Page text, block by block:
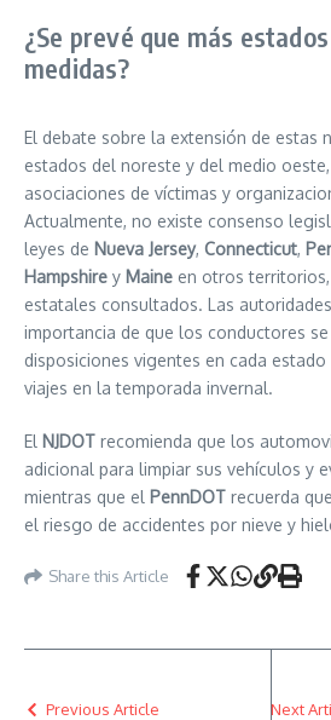
¿Se prevé que más
medidas?
El debate sobre la extensión de estas
estados del noreste y del medio
asociaciones de víctimas y
Actualmente, no existe consenso
leyes de Nueva Jersey, Connecticut,
Hampshire y Maine en otros
estatales consultados. Las
importancia de que los conductores
disposiciones vigentes en cada
viajes en la temporada invernal.
El NJDOT recomienda que los
adicional para limpiar sus vehículos y
mientras que el PennDOT recuerda
el riesgo de accidentes por nieve y
Share this Article
Previous Article Next